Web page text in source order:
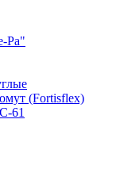
Pa"
(Fortisflex)
61